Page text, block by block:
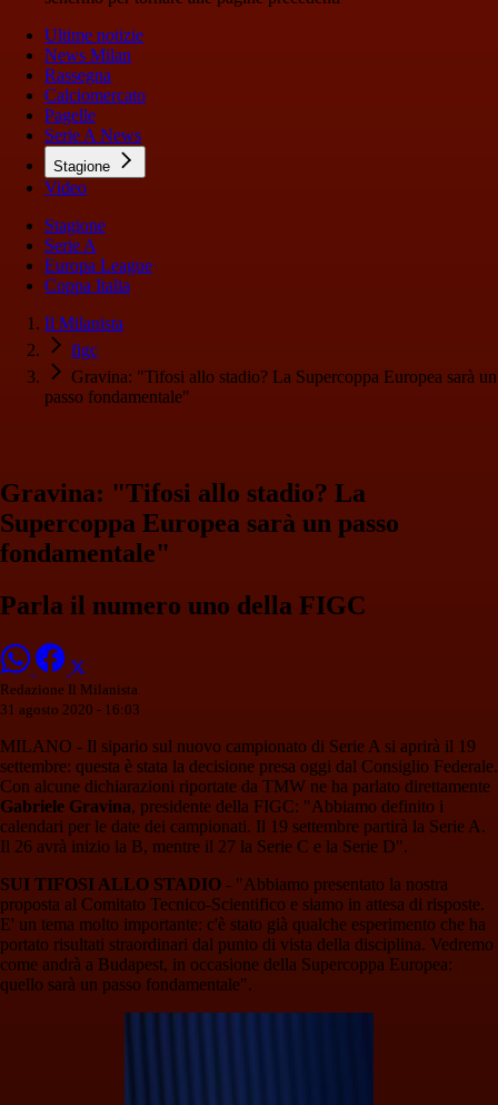
Ultime notizie
News Milan
Rassegna
Calciomercato
Pagelle
Serie A News
Stagione
Video
Stagione
Serie A
Europa League
Coppa Italia
Il Milanista
figc
Gravina: "Tifosi allo stadio? La Supercoppa Europea sarà un
passo fondamentale"
Gravina: "Tifosi allo stadio? La
Supercoppa Europea sarà un passo
fondamentale"
Parla il numero uno della FIGC
Redazione Il Milanista
31 agosto 2020 - 16:03
MILANO - Il sipario sul nuovo campionato di Serie A si aprirà il 19
settembre: questa è stata la decisione presa oggi dal Consiglio Federale.
Con alcune dichiarazioni riportate da TMW ne ha parlato direttamente
Gabriele Gravina, presidente della FIGC: "Abbiamo definito i
calendari per le date dei campionati. Il 19 settembre partirà la Serie A.
Il 26 avrà inizio la B, mentre il 27 la Serie C e la Serie D".
SUI TIFOSI ALLO STADIO - "Abbiamo presentato la nostra
proposta al Comitato Tecnico-Scientifico e siamo in attesa di risposte.
E' un tema molto importante: c'è stato già qualche esperimento che ha
portato risultati straordinari dal punto di vista della disciplina. Vedremo
come andrà a Budapest, in occasione della Supercoppa Europea:
quello sarà un passo fondamentale".